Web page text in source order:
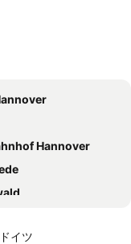
Hannover
Hannover
イツ